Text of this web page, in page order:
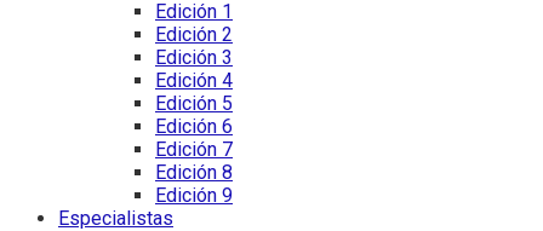
Edición 1
Edición 2
Edición 3
Edición 4
Edición 5
Edición 6
Edición 7
Edición 8
Edición 9
Especialistas